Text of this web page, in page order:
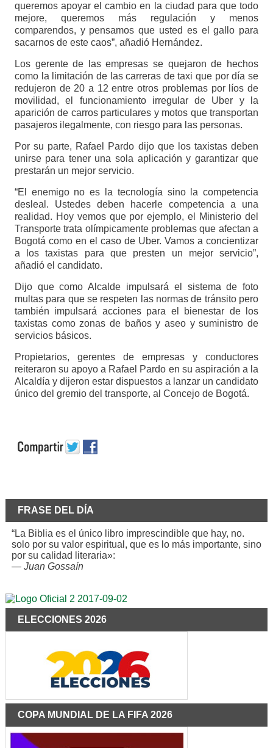
queremos apoyar el cambio en la ciudad para que todo
mejore, queremos más regulación y menos
comparendos, y pensamos que usted es el gallo para
sacarnos de este caos”, añadió Hernández.
Los gerente de las empresas se quejaron de hechos
como la limitación de las carreras de taxi que por día se
redujeron de 20 a 12 entre otros problemas por líos de
movilidad, el funcionamiento irregular de Uber y la
aparición de carros particulares y motos que transportan
pasajeros ilegalmente, con riesgo para las personas.
Por su parte, Rafael Pardo dijo que los taxistas deben
unirse para tener una sola aplicación y garantizar que
prestarán un mejor servicio.
“El enemigo no es la tecnología sino la competencia
desleal. Ustedes deben hacerle competencia a una
realidad. Hoy vemos que por ejemplo, el Ministerio del
Transporte trata olímpicamente problemas que afectan a
Bogotá como en el caso de Uber. Vamos a concientizar
a los taxistas para que presten un mejor servicio”,
añadió el candidato.
Dijo que como Alcalde impulsará el sistema de foto
multas para que se respeten las normas de tránsito pero
también impulsará acciones para el bienestar de los
taxistas como zonas de baños y aseo y suministro de
servicios básicos.
Propietarios, gerentes de empresas y conductores
reiteraron su apoyo a Rafael Pardo en su aspiración a la
Alcaldía y dijeron estar dispuestos a lanzar un candidato
único del gremio del transporte, al Concejo de Bogotá.
FRASE DEL DÍA
“La Biblia es el único libro imprescindible que hay, no.
solo por su valor espiritual, que es lo más importante, sino
por su calidad literaria»:
— Juan Gossaín
ELECCIONES 2026
COPA MUNDIAL DE LA FIFA 2026